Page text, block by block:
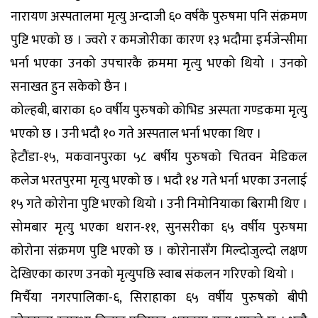
नारायण अस्पतालमा मृत्यु अन्दाजी ६० वर्षकै पुरुषमा पनि संक्रमण
पुष्टि भएको छ । ज्वरो र कमजोरीका कारण १३ भदौमा इर्मजेन्सीमा
भर्ना भएका उनको उपचारकै क्रममा मृत्यु भएको थियो । उनको
सनाखत हुन सकेको छैन ।
कोल्हबी, बाराका ६० वर्षीय पुरुषको कोभिड अस्पता गण्डकमा मृत्यु
भएको छ । उनी भदौ १० गते अस्पताल भर्ना भएका थिए ।
हेटौंडा-१५, मकवानपुरका ५८ बर्षीय पुरुषको चितवन मेडिकल
कलेज भरतपुरमा मृत्यु भएको छ । भदौ १४ गते भर्ना भएका उनलाई
१५ गते कोरोना पुष्टि भएको थियो । उनी निमोनियाका बिरामी थिए ।
सोमबार मृत्यु भएका धरान-११, सुनसरीका ६५ वर्षीय पुरुषमा
कोरोना संक्रमण पुष्टि भएको छ । कोरोनासँग मिल्दोजुल्दो लक्षण
देखिएका कारण उनको मृत्युपछि स्वाब संकलन गरिएको थियो ।
मिर्चैया नगरपालिका-६, सिराहाका ६५ वर्षीय पुरुषको बीपी